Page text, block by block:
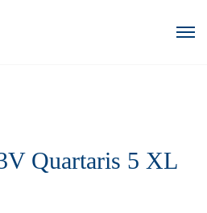
Quartaris 5 XL